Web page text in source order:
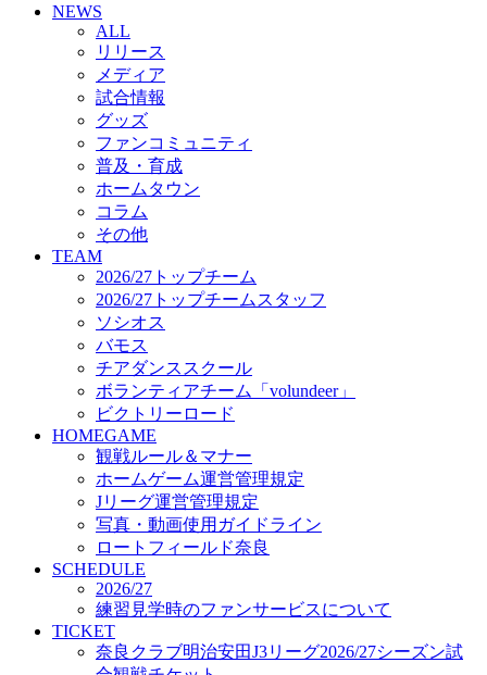
ボランティアチーム「volundeer」
ビクトリーロード
HOMEGAME
観戦ルール＆マナー
ホームゲーム運営管理規定
Jリーグ運営管理規定
写真・動画使用ガイドライン
ロートフィールド奈良
SCHEDULE
2026/27
練習見学時のファンサービスについて
TICKET
奈良クラブ明治安田J3リーグ2026/27シーズン試
合観戦チケット
奈良クラブ明治安田Ｊ3リーグ 2026/27シーズン
「鹿パス」
観戦ルール＆マナー
FANCOMMUNITY
2026/27ファンコミュニティ
サポートショップ
GOODS
オフィシャルストア（実店舗）
オンラインストア
ACADEMY
アカデミーについて
プロジェクト
コーチ&スタッフ
ジュニア
ジュニアユース
ユース
NEWS
ALL
リリース
メディア
試合情報
グッズ
ファンコミュニティ
普及・育成
ホームタウン
コラム
その他
TEAM
2026/27トップチーム
2026/27トップチームスタッフ
ソシオス
バモス
チアダンススクール
ボランティアチーム「volundeer」
ビクトリーロード
HOMEGAME
観戦ルール＆マナー
ホームゲーム運営管理規定
Jリーグ運営管理規定
写真・動画使用ガイドライン
ロートフィールド奈良
SCHEDULE
2026/27
練習見学時のファンサービスについて
TICKET
奈良クラブ明治安田J3リーグ2026/27シーズン試